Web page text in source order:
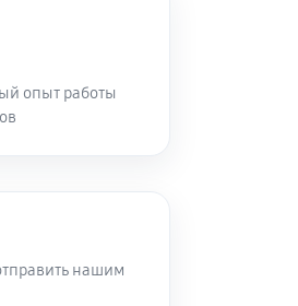
Заказать
опыт работы
нашим